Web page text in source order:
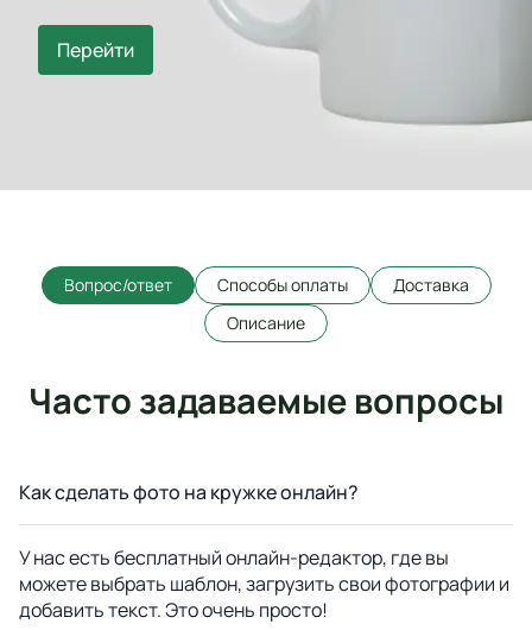
Перейти
Вопрос/ответ Способы оплаты
Доставка
Описание
Часто задаваемые вопросы
Как сделать фото на кружке онлайн?
У нас есть бесплатный онлайн-редактор, где вы
можете выбрать шаблон, загрузить свои фотографии и
добавить текст. Это очень просто!